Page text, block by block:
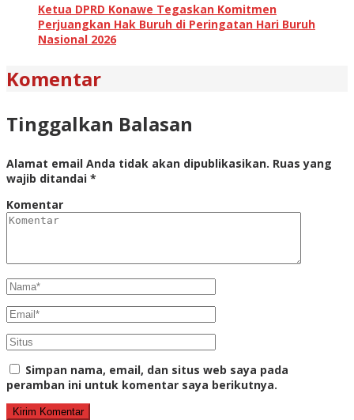
Ketua DPRD Konawe Tegaskan Komitmen
Perjuangkan Hak Buruh di Peringatan Hari Buruh
Nasional 2026
Komentar
Tinggalkan Balasan
Alamat email Anda tidak akan dipublikasikan. Ruas yang
wajib ditandai *
Komentar
Simpan nama, email, dan situs web saya pada
peramban ini untuk komentar saya berikutnya.